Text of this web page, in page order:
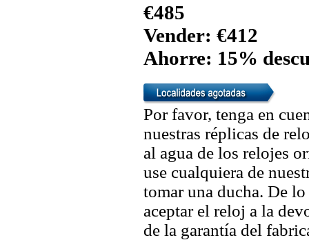
€485
Vender: €412
Ahorre: 15%
Por favor, tenga en
nuestras réplicas de
al agua de los relojes
use cualquiera de
tomar una ducha. De
aceptar el reloj a la
de la garantía del